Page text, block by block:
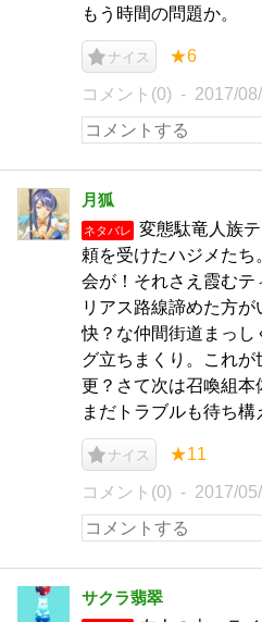
もう時間の問題か。
ナイス ★6
コメント(0) 2017/08/
月狐
ネタバレ
変態駄竜人族
頼を受けたハジメた
会が！それさえ霞むテ
リアス路線諦めた方
快？な仲間街道まっし
グ立ちまくり。これ
更？さて次は召喚組
まだトラブルも待ち構
ナイス ★11
コメント(0) 2017/
サクラ翡翠